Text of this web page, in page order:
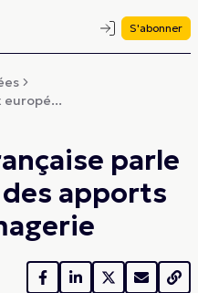
S'abonner
europé...
parle
apports